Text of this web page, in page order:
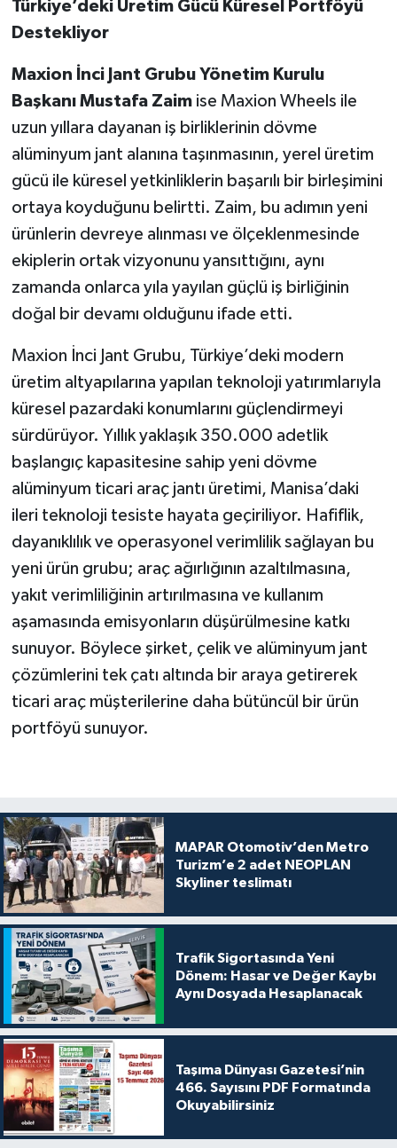
Türkiye’deki Üretim Gücü Küresel Portföyü
Destekliyor
Maxion İnci Jant Grubu Yönetim Kurulu
Başkanı Mustafa Zaim ise Maxion Wheels ile
uzun yıllara dayanan iş birliklerinin dövme
alüminyum jant alanına taşınmasının, yerel üretim
gücü ile küresel yetkinliklerin başarılı bir birleşimini
ortaya koyduğunu belirtti. Zaim, bu adımın yeni
ürünlerin devreye alınması ve ölçeklenmesinde
ekiplerin ortak vizyonunu yansıttığını, aynı
zamanda onlarca yıla yayılan güçlü iş birliğinin
doğal bir devamı olduğunu ifade etti.
Maxion İnci Jant Grubu, Türkiye’deki modern
üretim altyapılarına yapılan teknoloji yatırımlarıyla
küresel pazardaki konumlarını güçlendirmeyi
sürdürüyor. Yıllık yaklaşık 350.000 adetlik
başlangıç kapasitesine sahip yeni dövme
alüminyum ticari araç jantı üretimi, Manisa’daki
ileri teknoloji tesiste hayata geçiriliyor. Hafiflik,
dayanıklılık ve operasyonel verimlilik sağlayan bu
yeni ürün grubu; araç ağırlığının azaltılmasına,
yakıt verimliliğinin artırılmasına ve kullanım
aşamasında emisyonların düşürülmesine katkı
sunuyor. Böylece şirket, çelik ve alüminyum jant
çözümlerini tek çatı altında bir araya getirerek
ticari araç müşterilerine daha bütüncül bir ürün
portföyü sunuyor.
MAPAR Otomotiv’den Metro
Turizm’e 2 adet NEOPLAN
Skyliner teslimatı
Trafik Sigortasında Yeni
Dönem: Hasar ve Değer Kaybı
Aynı Dosyada Hesaplanacak
Taşıma Dünyası Gazetesi’nin
466. Sayısını PDF Formatında
Okuyabilirsiniz